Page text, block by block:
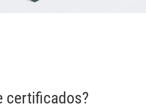
certificados?